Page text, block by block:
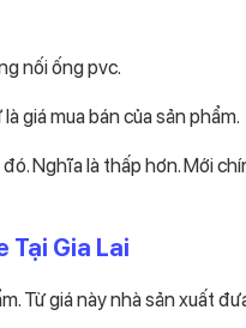
nối ống pvc.
giá mua bán của sản phẩm.
Nghĩa là thấp hơn. Mới
Tại Gia Lai
Từ giá này nhà sản xuất